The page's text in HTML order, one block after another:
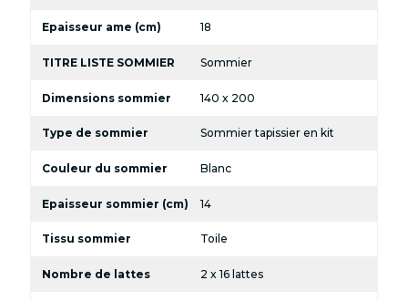
Epaisseur ame (cm) 18
TITRE LISTE SOMMIER Sommier
Dimensions sommier 140 x 200
Type de sommier Sommier tapissier en kit
Couleur du sommier Blanc
Epaisseur sommier (cm) 14
Tissu sommier Toile
Nombre de lattes 2 x 16 lattes